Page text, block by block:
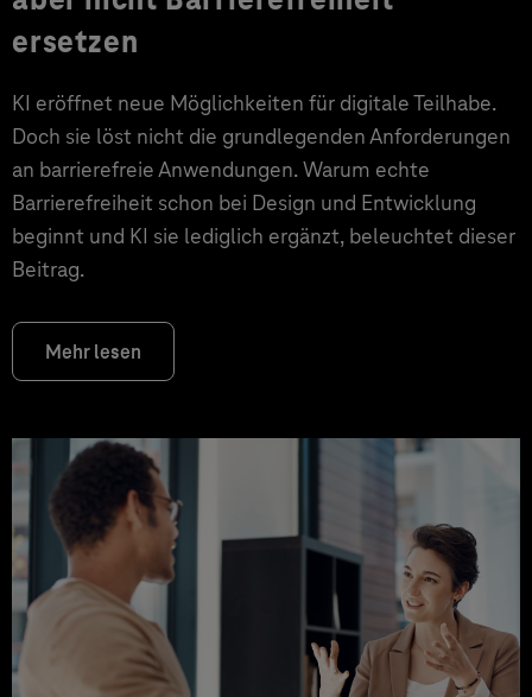
ersetzen
KI eröffnet neue Möglichkeiten für digitale Teilhabe.
Doch sie löst nicht die grundlegenden Anforderungen
an barrierefreie Anwendungen. Warum echte
Barrierefreiheit schon bei Design und Entwicklung
beginnt und KI sie lediglich ergänzt, beleuchtet dieser
Beitrag.
Mehr lesen